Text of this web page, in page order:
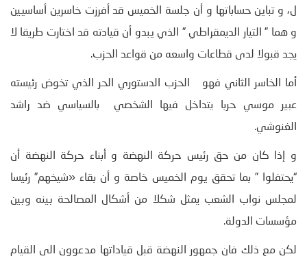
ل، و تباين حساباتها و أن جلسة الخميس قد أفرزت خاسرين أساسيين
و هما ” التيار الديمقراطي ” الذي يبدو أن قيادته قد اختارت طريقا لا
يجد قبولا لدى قطاعات واسعه من قواعد الحزب.
أما الخاسر الثاني فهو الحزب الدستوري الحر الذي تخوض رئيسته
عبير موسي حربا يتداخل فيها الشخصي بالسياسي ضد راشد
الغنوشي.
و إذا كان من حق رئيس حركة النهضة و أبناء حركة النهضة أن
“يحتفلوا ” بما تحقق يوم الخميس خاصة و أن بقاء «شيخهم” رئيسا
لمجلس نواب الشعب يمثل شكلا من أشكال المصالحة بينه وبين
مؤسسات الدولة.
لكن مع ذلك فان جمهور النهضة قبل قياداتها مدعوون الى القيام